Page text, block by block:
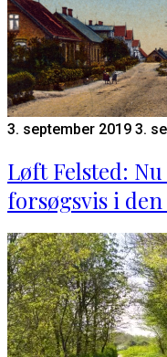
3. september 2019 3.
Løft Felsted:
forsøgsvis i